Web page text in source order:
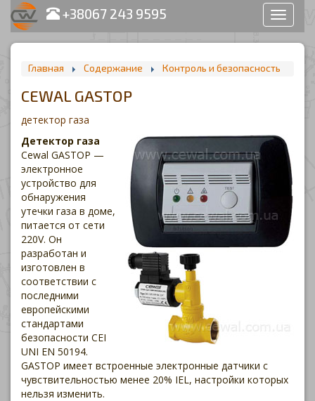
+38067 243 9595
сайта
Главная Содержание Контроль и безопасность
CEWAL GASTOP
детектор газа
Детектор газа
Cewal GASTOP —
электронное
устройство для
обнаружения
утечки газа в доме,
питается от сети
220V. Он
разработан и
изготовлен в
соответствии с
последними
европейскими
стандартами
безопасности CEI
UNI EN 50194.
GASTOP имеет встроенные электронные датчики с
чувствительностью менее 20% IEL, настройки которых
нельзя изменить.